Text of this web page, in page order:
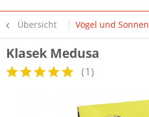
Übersicht Vögel und Sonnen
Klasek Medusa
(1)